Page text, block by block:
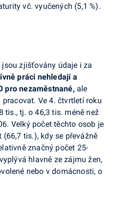
vč. vyučených (5,1 %).
zjišťovány údaje i za
práci nehledají a
pro nezaměstnané, ale
Ve 4. čtvrtletí roku
tis., tj. o 46,3 tis. méně než
Velký počet těchto osob je
tis.), kdy se převážně
značný počet 25-
hlavně ze zájmu žen,
nebo v domácnosti, o